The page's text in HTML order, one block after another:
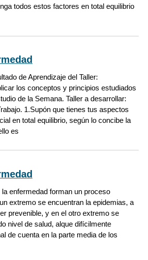
todos estos factores en total equilibrio
de Aprendizaje del Taller:
los conceptos y principios estudiados
de la Semana. Taller a desarrollar:
1.Supón que tienes tus aspectos
en total equilibrio, según lo concibe la
es
la enfermedad forman un proceso
extremo se encuentran la epidemias, a
prevenible, y en el otro extremo se
nivel de salud, alque difícilmente
de cuenta en la parte media de los